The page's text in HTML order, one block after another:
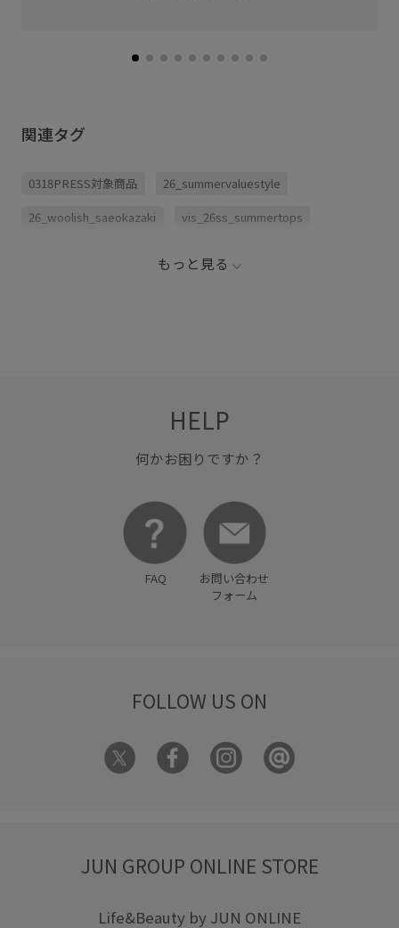
関連タグ
0318PRESS対象商品 26_summervaluestyle
26_woolish_saeokazaki vis_26ss_summertops
もっと見る
HELP
何かお困りですか？
FAQ
お問い合わせ
フォーム
FOLLOW US ON
JUN GROUP ONLINE STORE
Life&Beauty by JUN ONLINE